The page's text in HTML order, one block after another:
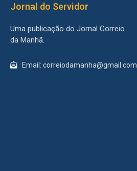
Jornal do Servidor
Uma publicação do Jornal Correio
da Manhã.
Email: correiodamanha@gmail.com